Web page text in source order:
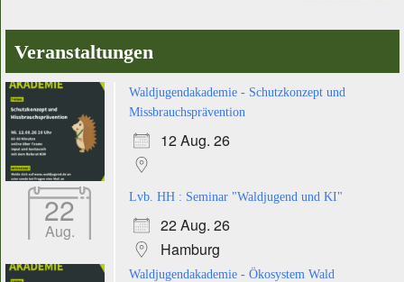
Veranstaltungen
Waldjugendakademie - Schutzkonzept und
Missbrauchsprävention
12 Aug. 26
22
Aug.
Lvb. HH : Seminar "Waldjugend und KI"
22 Aug. 26
Hamburg
Waldjugendakademie - Ökosystem Wald